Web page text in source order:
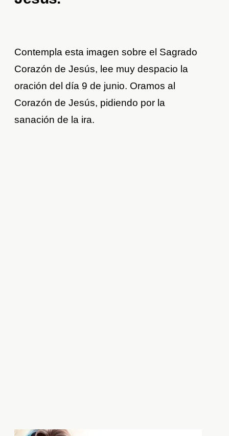
Contempla esta imagen sobre el Sagrado
Corazón de Jesús, lee muy despacio la
oración del día 9 de junio. Oramos al
Corazón de Jesús, pidiendo por la
sanación de la ira.